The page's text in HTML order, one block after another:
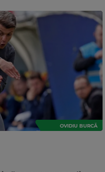
OVIDIU BURCĂ